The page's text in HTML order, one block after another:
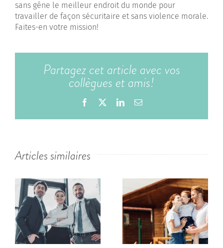
sans gêne le meilleur endroit du monde pour
travailler de façon sécuritaire et sans violence morale.
Faites-en votre mission!
Partagez cet article avec vos
collègues et amis!
Facebook LinkedInEmail
Articles similaires